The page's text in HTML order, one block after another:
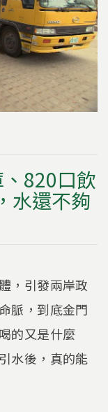
820口飲
水還不夠
，引發兩岸政
脈，到底金門
的又是什麼
水後，真的能